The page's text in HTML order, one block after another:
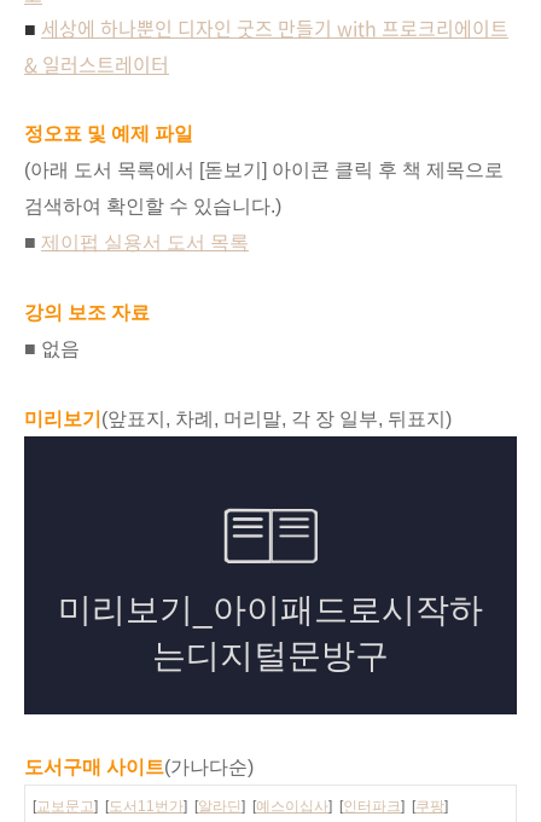
■ 세상에 하나뿐인 디자인 굿즈 만들기 with 프로크리에이트
& 일러스트레이터
정오표 및 예제 파일
(아래 도서 목록에서 [돋보기] 아이콘 클릭 후 책 제목으로
검색하여 확인할 수 있습니다.)
■ 제이펍 실용서 도서 목록
강의 보조 자료
■ 없음
미리보기 (앞표지, 차례, 머리말, 각 장 일부, 뒤표지)
도서구매 사이트(가나다순)
[교보문고] [도서11번가] [알라딘] [예스이십사] [인터파크] [쿠팡]